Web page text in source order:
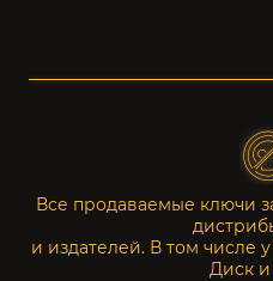
Все продаваемые ключи
и издателей. В том числе
Диск и